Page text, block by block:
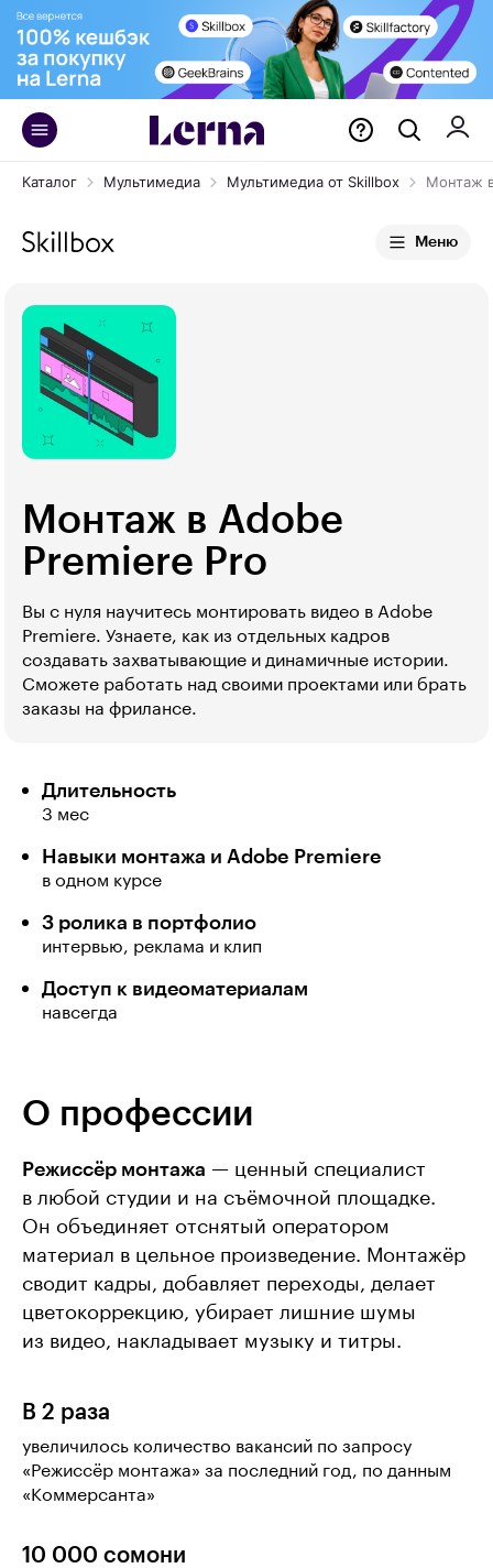
Каталог Мультимедиа Мультимедиа от Skillbox Монтаж
Меню
Монтаж в Adobe
Premiere Pro
Вы с нуля научитесь монтировать видео в Adobe
Premiere. Узнаете, как из отдельных кадров
создавать захватывающие и динамичные истории.
Сможете работать над своими проектами или брать
заказы на фрилансе.
Длительность
3 мес
Навыки монтажа и Adobe Premiere
в одном курсе
3 ролика в портфолио
интервью, реклама и клип
Доступ к видеоматериалам
навсегда
О профессии
Режиссёр монтажа — ценный специалист
в любой студии и на съёмочной площадке.
Он объединяет отснятый оператором
материал в цельное произведение. Монтажёр
сводит кадры, добавляет переходы, делает
цветокоррекцию, убирает лишние шумы
из видео, накладывает музыку и титры.
В 2 раза
увеличилось количество вакансий по запросу
«Режиссёр монтажа» за последний год, по данным
«Коммерсанта»
10 000 сомони